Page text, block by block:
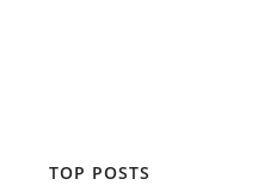
TOP POSTS